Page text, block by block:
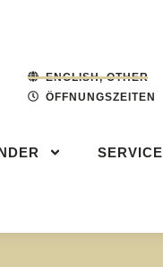
ENGLISH, OTHER
ÖFFNUNGSZEITEN
SERVICE